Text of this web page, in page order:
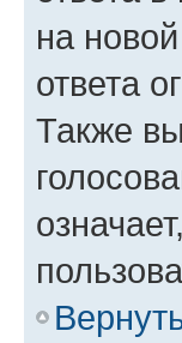
на
ответа
Также